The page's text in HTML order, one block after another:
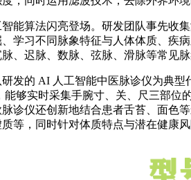
能算法闪亮登场。研发团队事先收
学习不同脉象特征与人体体质、疾
、迟脉、数脉、弦脉、滑脉等常见
发的 AI 人工智能中医脉诊仪为典
够实时采集手腕寸、关、尺三部
诊仪还创新地结合患者舌苔、面色
等，同时针对体质特点与潜在健康